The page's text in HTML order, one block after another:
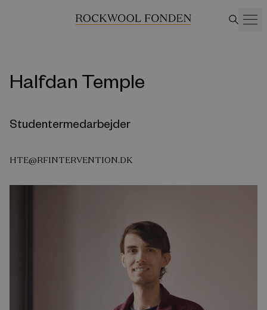
Halfdan Temple
Studentermedarbejder
HTE@RFINTERVENTION.DK